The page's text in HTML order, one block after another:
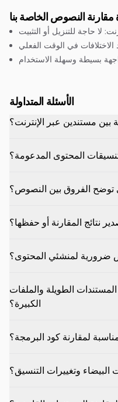
مقارنة النصوص الخاصة بنا
الأسئلة المتداولة
مستندين عبر الإنترنت؟
المحتوى المدعومة؟
توضح الفروق بين النصوص؟
نتائج المقارنة أو حفظها؟
ضرورية لمنشئي المحتوى؟
الطويلة والملفات
الكبيرة؟
لمقارنة كود البرمجة؟
وتغييرات التنسيق؟